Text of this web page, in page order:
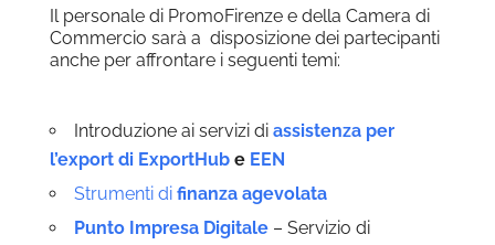
Il personale di PromoFirenze e della Camera di
Commercio sarà a disposizione dei partecipanti
anche per affrontare i seguenti temi:
Introduzione ai servizi di assistenza per
l’export di ExportHube EEN
Strumenti di finanza agevolata
Punto Impresa Digitale– Servizio di